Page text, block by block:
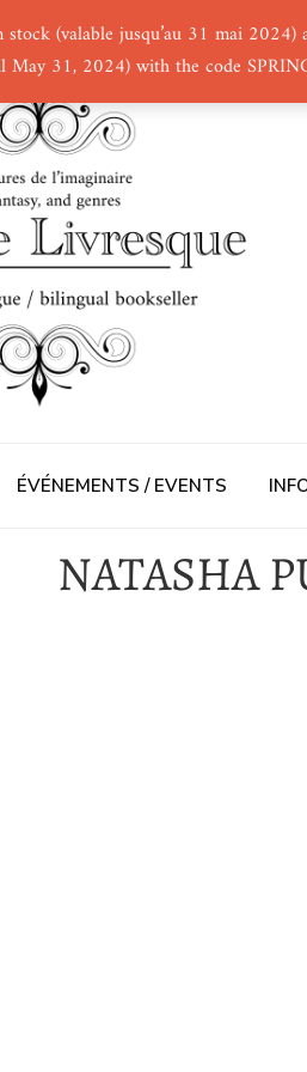
(valable jusqu’au 31 mai 2024)
31, 2024) with the code
ÉVÉNEMENTS / EVENTS
NATASHA